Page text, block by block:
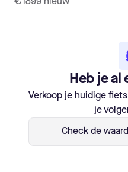
Heb je al
Verkoop je huidige
je
Check de